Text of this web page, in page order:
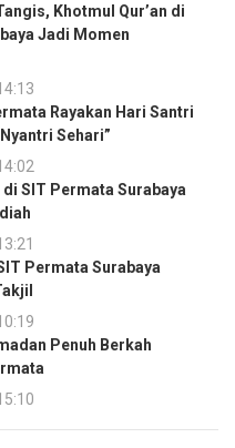
Khotmul Qur’an di
Jadi Momen
Rayakan Hari Santri
Sehari”
SIT Permata Surabaya
Permata Surabaya
Penuh Berkah